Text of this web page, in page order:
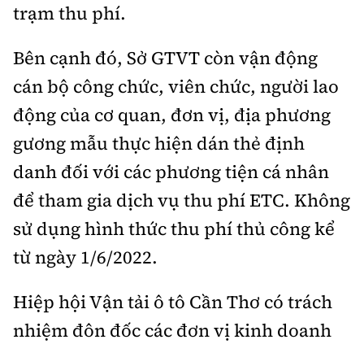
Phó Tổng biên tập:
Hotline:
0901 514 799
Quảng cáo và Phát hành:
0915 057 282
Email:bandoc@baoxaydung.vn
Cấm sao chép dưới mọi hình thức nếu không có sự
chấp thuận bằng văn bản.
soạn
trạm thu phí.
Bên cạnh đó, Sở GTVT còn vận động
cán bộ công chức, viên chức, người lao
động của cơ quan, đơn vị, địa phương
gương mẫu thực hiện dán thẻ định
danh đối với các phương tiện cá nhân
để tham gia dịch vụ thu phí ETC. Không
sử dụng hình thức thu phí thủ công kể
từ ngày 1/6/2022.
Hiệp hội Vận tải ô tô Cần Thơ có trách
nhiệm đôn đốc các đơn vị kinh doanh